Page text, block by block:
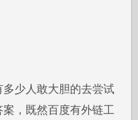
少人敢大胆的去尝试
，既然百度有外链工